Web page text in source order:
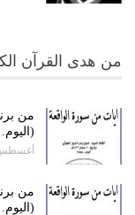
من هدى القرآن
من
(اليوم…
أغسطس 6,
من
(اليوم…